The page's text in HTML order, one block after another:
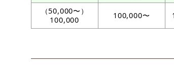
（50,000〜）
100,000
100,000〜